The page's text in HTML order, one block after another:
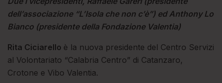
dell’associazione “L’Isola che non c’è”) ed Anthony Lo
Bianco (presidente della Fondazione Valentia)
Rita Ciciarello è la nuova presidente del Centro Servizi
al Volontariato “Calabria Centro” di Catanzaro,
Crotone e Vibo Valentia.